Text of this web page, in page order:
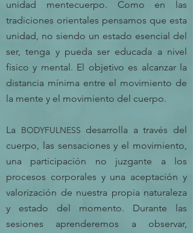
unidad mentecuerpo. Como en las
tradiciones orientales pensamos que esta
unidad, no siendo un estado esencial del
ser, tenga y pueda ser educada a nivel
físico y mental. El objetivo es alcanzar la
distancia mínima entre el movimiento de
la mente y el movimiento del cuerpo.
La BODYFULNESS desarrolla a través del
cuerpo, las sensaciones y el movimiento,
una participación no juzgante a los
procesos corporales y una aceptación y
valorización de nuestra propia naturaleza
y estado del momento. Durante las
sesiones aprenderemos a observar,